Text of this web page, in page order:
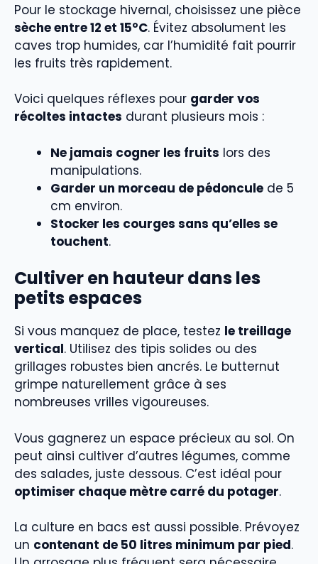
Pour le stockage hivernal, choisissez une pièce
sèche entre 12 et 15°C. Évitez absolument les
caves trop humides, car l’humidité fait pourrir
les fruits très rapidement.
Voici quelques réflexes pour garder vos
récoltes intactes durant plusieurs mois :
Ne jamais cogner les fruits lors des
manipulations.
Garder un morceau de pédoncule de 5
cm environ.
Stocker les courges sans qu’elles se
touchent.
Cultiver en hauteur dans les
petits espaces
Si vous manquez de place, testez le treillage
vertical. Utilisez des tipis solides ou des
grillages robustes bien ancrés. Le butternut
grimpe naturellement grâce à ses
nombreuses vrilles vigoureuses.
Vous gagnerez un espace précieux au sol. On
peut ainsi cultiver d’autres légumes, comme
des salades, juste dessous. C’est idéal pour
optimiser chaque mètre carré du potager.
La culture en bacs est aussi possible. Prévoyez
un contenant de 50 litres minimum par pied.